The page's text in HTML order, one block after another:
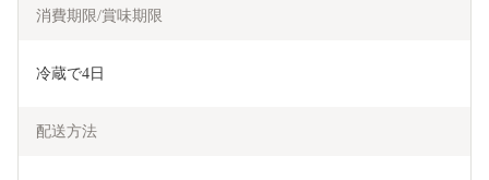
消費期限/賞味期限
冷蔵で4日
配送方法